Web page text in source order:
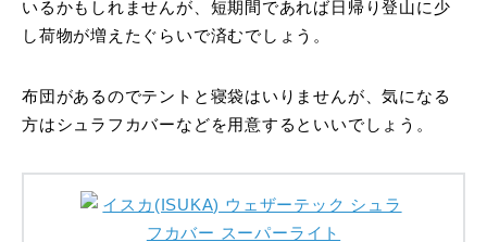
いるかもしれませんが、短期間であれば日帰り登山に少
し荷物が増えたぐらいで済むでしょう。
布団があるのでテントと寝袋はいりませんが、気になる
方はシュラフカバーなどを用意するといいでしょう。